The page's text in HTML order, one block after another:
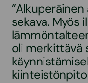
sekava. Myös
oli merkittävä